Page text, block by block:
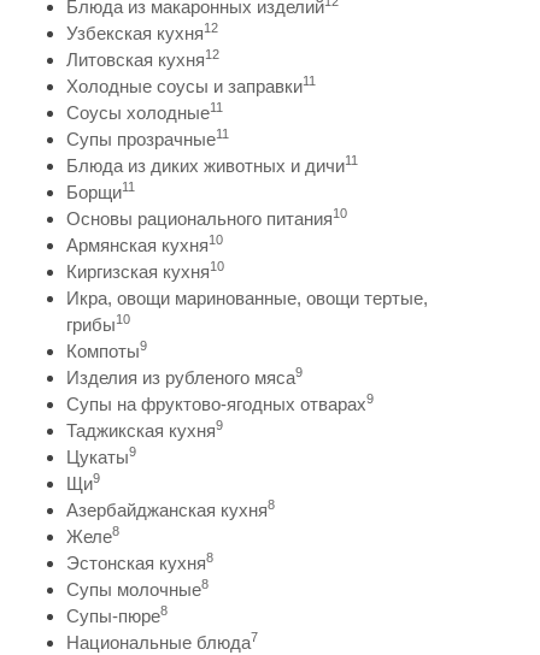
Блюда из макаронных изделий
Узбекская кухня12
Литовская кухня12
Холодные соусы и заправки11
Соусы холодные11
Супы прозрачные11
Блюда из диких животных и дичи11
Борщи11
Основы рационального питания10
Армянская кухня10
Киргизская кухня10
Икра, овощи маринованные, овощи тертые,
грибы10
Компоты9
Изделия из рубленого мяса9
Супы на фруктово-ягодных отварах9
Таджикская кухня9
Цукаты9
Щи9
Азербайджанская кухня8
Желе8
Эстонская кухня8
Супы молочные8
Супы-пюре8
Национальные блюда7